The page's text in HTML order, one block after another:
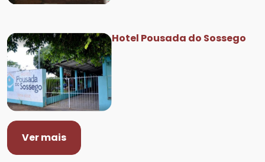
Hotel Pousada do Sossego
Ver mais